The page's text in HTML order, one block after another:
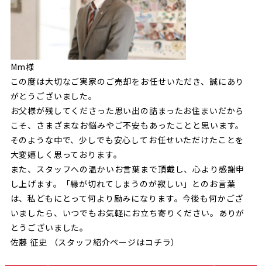
Mm様
この度は大切なご実家のご売却をお任せいただき、誠にあり
がとうございました。
お父様が残してくださった思い出の詰まったお住まいだから
こそ、さまざまなお悩みやご不安もあったことと思います。
そのような中で、少しでも安心してお任せいただけたことを
大変嬉しく思っております。
また、スタッフへの温かいお言葉まで頂戴し、心より感謝申
し上げます。「縁が切れてしまうのが寂しい」とのお言葉
は、私どもにとって何より励みになります。今後も何かござ
いましたら、いつでもお気軽にお立ち寄りください。ありが
とうございました。
佐藤 征史 （スタッフ紹介ページはコチラ）